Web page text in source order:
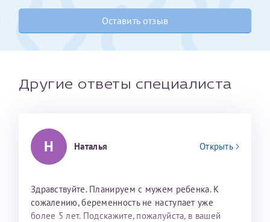
Оставить отзыв
Другие ответы специалиста
Н Наталья Открыть
Здравствуйте. Планируем с мужем ребенка. К
сожалению, беременность не наступает уже
более 5 лет. Подскажите, пожалуйста, в вашей
налогоплательщика* (основной разворот с фотографией,